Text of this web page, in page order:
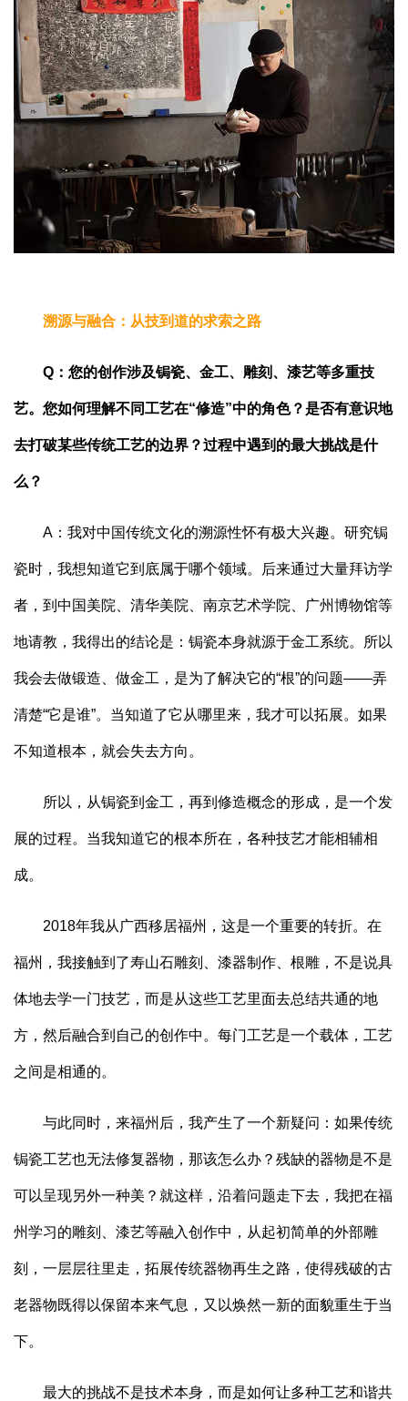
溯源与融合：从技到道的求索之路
Q：您的创作涉及锔瓷、金工、雕刻、漆艺等多重技
艺。您如何理解不同工艺在“修造”中的角色？是否有意识地
去打破某些传统工艺的边界？过程中遇到的最大挑战是什
么？
A：我对中国传统文化的溯源性怀有极大兴趣。研究锔
瓷时，我想知道它到底属于哪个领域。后来通过大量拜访学
者，到中国美院、清华美院、南京艺术学院、广州博物馆等
地请教，我得出的结论是：锔瓷本身就源于金工系统。所以
我会去做锻造、做金工，是为了解决它的“根”的问题——弄
清楚“它是谁”。当知道了它从哪里来，我才可以拓展。如果
不知道根本，就会失去方向。
所以，从锔瓷到金工，再到修造概念的形成，是一个发
展的过程。当我知道它的根本所在，各种技艺才能相辅相
成。
2018年我从广西移居福州，这是一个重要的转折。在
福州，我接触到了寿山石雕刻、漆器制作、根雕，不是说具
体地去学一门技艺，而是从这些工艺里面去总结共通的地
方，然后融合到自己的创作中。每门工艺是一个载体，工艺
之间是相通的。
与此同时，来福州后，我产生了一个新疑问：如果传统
锔瓷工艺也无法修复器物，那该怎么办？残缺的器物是不是
可以呈现另外一种美？就这样，沿着问题走下去，我把在福
州学习的雕刻、漆艺等融入创作中，从起初简单的外部雕
刻，一层层往里走，拓展传统器物再生之路，使得残破的古
老器物既得以保留本来气息，又以焕然一新的面貌重生于当
下。
最大的挑战不是技术本身，而是如何让多种工艺和谐共